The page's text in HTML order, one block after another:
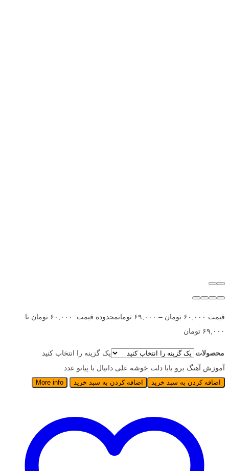
قیمت ۶۰,۰۰۰ تومان – ۶۹,۰۰۰ تومان
محدوده قیمت: ۶۰,۰۰۰ تومان تا
۶۹,۰۰۰ تومان
محصولات
یک گزینه را انتخاب کنید
آموزش آهنگ برو بابا دلت خوشه علی دانیال با پیانو عدد
اضافه کردن به سبد خرید اضافه کردن به سبد خرید More info